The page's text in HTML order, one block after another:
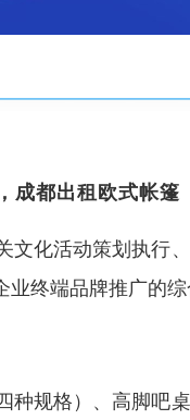
成都出租欧式帐篷
化活动策划执行
终端品牌推广的综
规格）、高脚吧